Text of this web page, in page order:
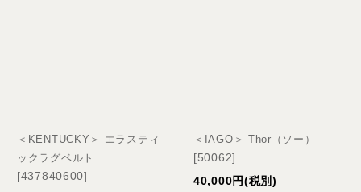
＜KENTUCKY＞ エラスティ
ックラグベルト
[437840600]
＜IAGO＞ Thor（ソー）
[50062]
40,000円(税別)